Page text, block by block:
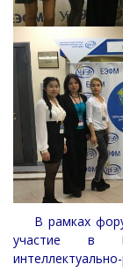
В рамках
участие в